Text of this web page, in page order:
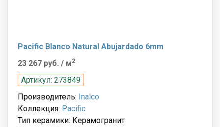
Pacific Blanco Natural Abujardado 6mm
23 267 руб. / м2
Артикул: 273849
Производитель: Inalco
Коллекция: Pacific
Тип керамики: Керамогранит